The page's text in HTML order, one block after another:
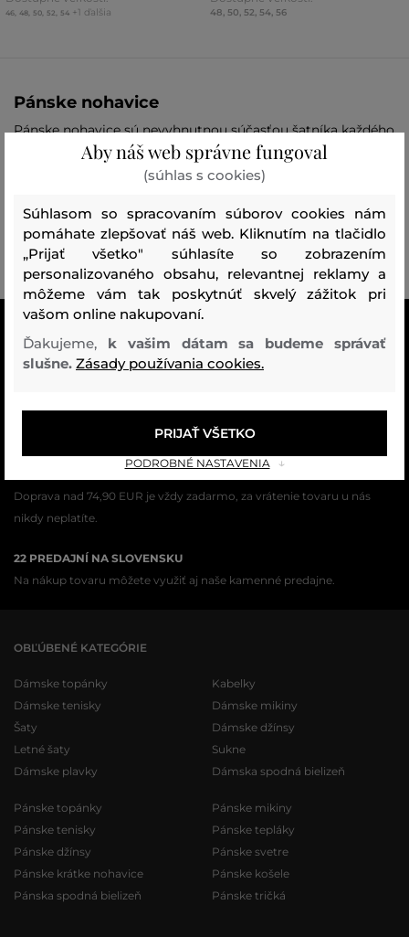
46, 48, 50, 52 54 +1 ďalšia 48, 50, 52, 54, 56
Pánske nohavice
Pánske nohavice sú nevyhnutnou súčasťou šatníka každého
muža. Ponúkame široký výber štýlov, ktoré vyhovujú
rôznym príležitostiam a vkusom, od elegantných nohavíc
každodenné nosenie. Naša kolekcia zaručuje kvalitu a
pohodlie, pričom všetky kúsky sú vyrobené z prvotriednych
materiálov. Aktualizujte svoj šatník a objavte nový štýl s
našimi dámskymi nohavicami.
Všetok tovar v e-shope máme na sklade.
Výhradné zastúpenie a predaj značky na Slovensku. Kupujete 100%
Doprava nad 74,90 EUR je vždy zadarmo, za vrátenie tovaru u nás
nikdy neplatíte.
22 PREDAJNÍ NA SLOVENSKU
Na nákup tovaru môžete využiť aj naše kamenné predajne.
OBĽÚBENÉ KATEGÓRIE
Dámske topánky
Dámske tenisky
Šaty
Letné šaty
Dámske plavky
Kabelky
Dámske mikiny
Dámske džínsy
Sukne
Dámska spodná bielizeň
Pánske topánky
Pánske tenisky
Pánske džínsy
Pánske krátke nohavice
Pánska spodná bielizeň
Pánske mikiny
Pánske tepláky
Pánske svetre
Pánske košele
Pánske tričká
Aby náš web správne fungoval
(súhlas s cookies)
Súhlasom so spracovaním súborov cookies nám
pomáhate zlepšovať náš web. Kliknutím na tlačidlo
„Prijať všetko" súhlasíte so zobrazením
personalizovaného obsahu, relevantnej reklamy a
môžeme vám tak poskytnúť skvelý zážitok pri
vašom online nakupovaní.
Ďakujeme, k vašim dátam sa budeme správať
slušne. Zásady používania cookies.
PODROBNÉ NASTAVENIA
PRIJAŤ VŠETKO